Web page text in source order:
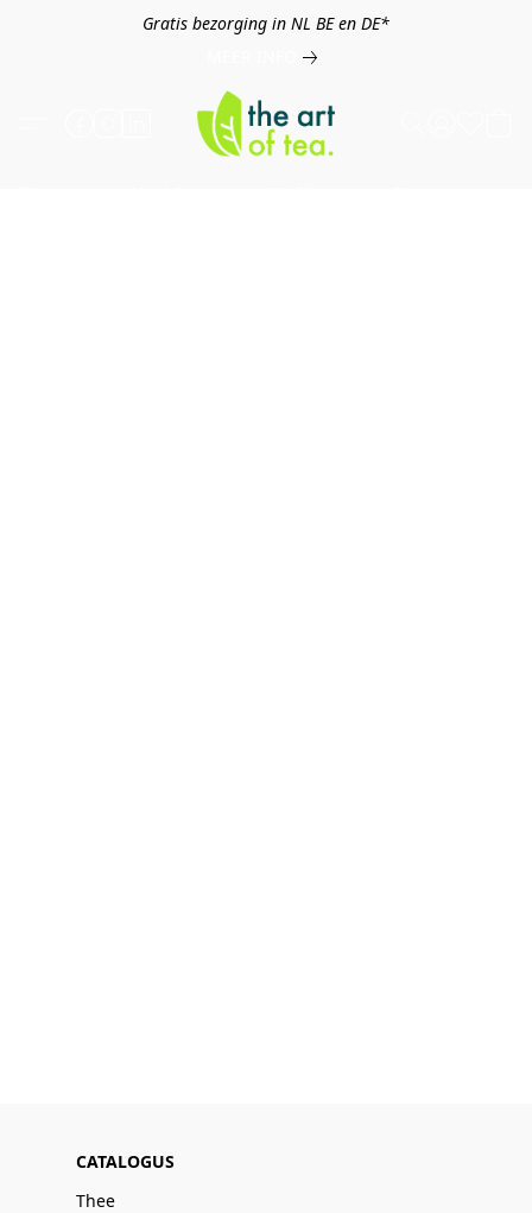
Gratis bezorging in NL BE en DE*
CATALOGUS
Thee